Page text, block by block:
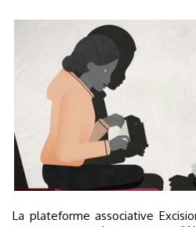
La plateforme associative Excision, parlons-en ! frappe fort